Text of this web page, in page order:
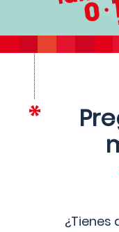
¿Tienes